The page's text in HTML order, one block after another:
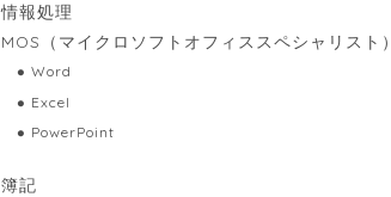
情報処理
MOS（マイクロソフトオフィススペシャリスト）
Word
Excel
PowerPoint
簿記